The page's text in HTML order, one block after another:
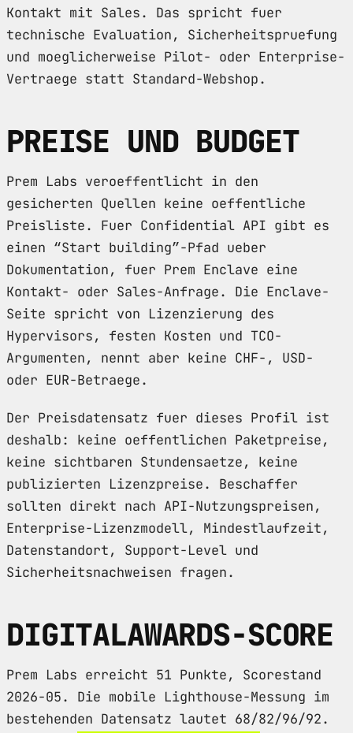
Kontakt mit Sales. Das spricht fuer
technische Evaluation, Sicherheitspruefung
und moeglicherweise Pilot- oder Enterprise-
Vertraege statt Standard-Webshop.
PREISE UND BUDGET
Prem Labs veroeffentlicht in den
gesicherten Quellen keine oeffentliche
Preisliste. Fuer Confidential API gibt es
einen “Start building”-Pfad ueber
Dokumentation, fuer Prem Enclave eine
Kontakt- oder Sales-Anfrage. Die Enclave-
Seite spricht von Lizenzierung des
Hypervisors, festen Kosten und TCO-
Argumenten, nennt aber keine CHF-, USD-
oder EUR-Betraege.
Der Preisdatensatz fuer dieses Profil ist
deshalb: keine oeffentlichen Paketpreise,
keine sichtbaren Stundensaetze, keine
publizierten Lizenzpreise. Beschaffer
sollten direkt nach API-Nutzungspreisen,
Enterprise-Lizenzmodell, Mindestlaufzeit,
Datenstandort, Support-Level und
Sicherheitsnachweisen fragen.
DIGITALAWARDS-SCORE
Prem Labs erreicht 51 Punkte, Scorestand
2026-05. Die mobile Lighthouse-Messung im
bestehenden Datensatz lautet 68/82/96/92.